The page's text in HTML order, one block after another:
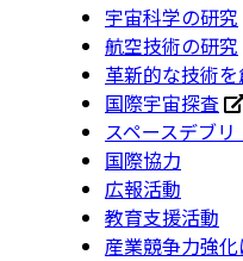
宇宙科学の研究
航空技術の研究
革新的な技術
国際宇宙探査
スペースデブ
国際協力
広報活動
教育支援活動
産業競争力強